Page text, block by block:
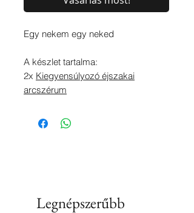
Egy nekem egy neked
A készlet tartalma:
2x Kiegyensúlyozó éjszakai
arcszérum
Legnépszerűbb